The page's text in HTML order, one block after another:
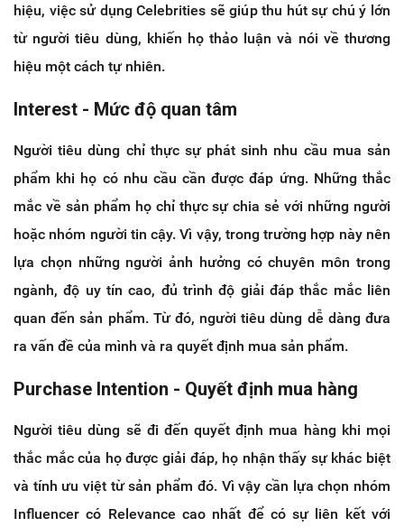
hiệu, việc sử dụng Celebrities sẽ giúp thu hút sự chú ý lớn
từ người tiêu dùng, khiến họ thảo luận và nói về thương
hiệu một cách tự nhiên.
Interest - Mức độ quan tâm
Người tiêu dùng chỉ thực sự phát sinh nhu cầu mua sản
phẩm khi họ có nhu cầu cần được đáp ứng. Những thắc
mắc về sản phẩm họ chỉ thực sự chia sẻ với những người
hoặc nhóm người tin cậy. Vì vậy, trong trường hợp này nên
lựa chọn những người ảnh hưởng có chuyên môn trong
ngành, độ uy tín cao, đủ trình độ giải đáp thắc mắc liên
quan đến sản phẩm. Từ đó, người tiêu dùng dễ dàng đưa
ra vấn đề của mình và ra quyết định mua sản phẩm.
Purchase Intention - Quyết định mua hàng
Người tiêu dùng sẽ đi đến quyết định mua hàng khi mọi
thắc mắc của họ được giải đáp, họ nhận thấy sự khác biệt
và tính ưu việt từ sản phẩm đó. Vì vậy cần lựa chọn nhóm
Influencer có Relevance cao nhất để có sự liên kết với